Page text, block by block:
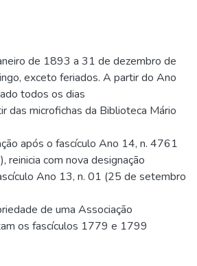
de 1893 a 31 de dezembro de
exceto feriados. A partir do Ano
todos os dias
das microfichas da Biblioteca Mário
após o fascículo Ano 14, n. 4761
com nova designação
Ano 13, n. 01 (25 de setembro
de uma Associação
os fascículos 1779 e 1799